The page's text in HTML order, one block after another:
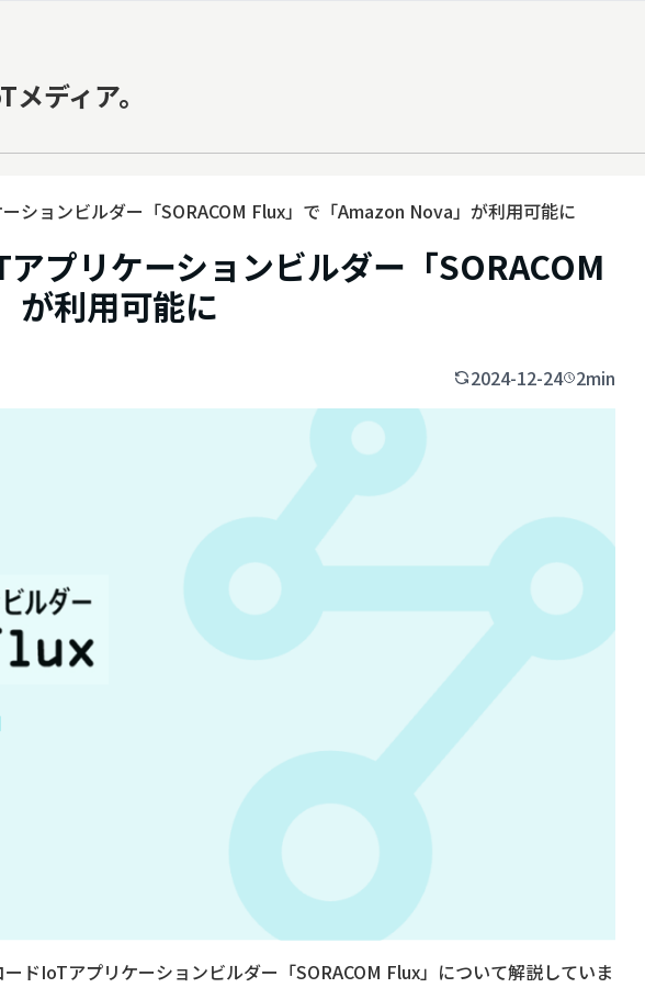
ディア。
ションビルダー「SORACOM Flux」で「Amazon Nova」が利用可能に
プリケーションビルダー「SORACOM
利用可能に
2024-12-24 2min
ドIoTアプリケーションビルダー「SORACOM Flux」について解説していま